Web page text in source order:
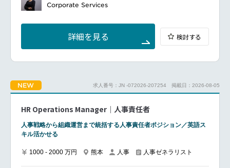
アンス水準を踏まえ、日本国内の労働法や社内ポリシ
Corporate Services
詳細を見る 検討する
NEW 求人番号：JN -072026-207254 掲載日：2026-08-05
HR Operations Manager｜人事責任者
人事戦略から組織運営まで統括する人事責任者ポジション／英語ス
キル活かせる
1000 - 2000 万円 熊本 人事 人事ゼネラリスト